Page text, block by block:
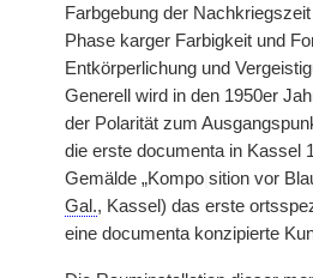
Farbgebung der
Phase karger Farbigkeit und
Entkörperlichung und
Generell wird in den 1950er
der Polarität zum
die erste documenta in Kassel
Gemälde „Kompo sition vor
Gal., Kassel) das erste
eine documenta konzipierte